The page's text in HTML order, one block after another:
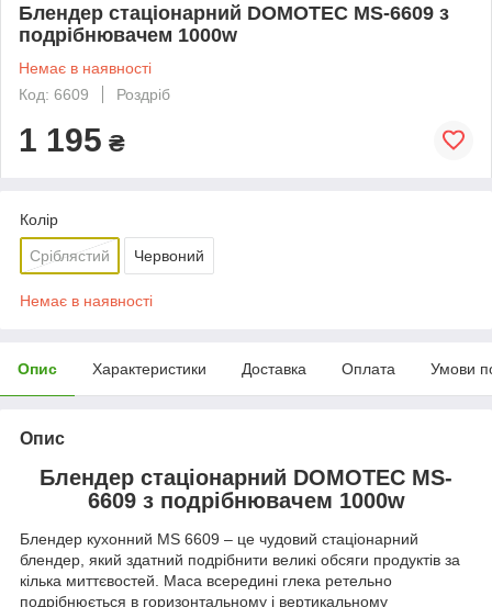
Блендер стаціонарний DOMOTEC MS-6609 з
подрібнювачем 1000w
Немає в наявності
Код: 6609
Роздріб
1 195 ₴
Колір
Сріблястий Червоний
Немає в наявності
Опис Характеристики Доставка Оплата Умови
Опис
Блендер стаціонарний DOMOTEC MS-
6609 з подрібнювачем 1000w
Блендер кухонний MS 6609 – це чудовий стаціонарний
блендер, який здатний подрібнити великі обсяги продуктів за
кілька миттєвостей. Маса всередині глека ретельно
подрібнюється в горизонтальному і вертикальному